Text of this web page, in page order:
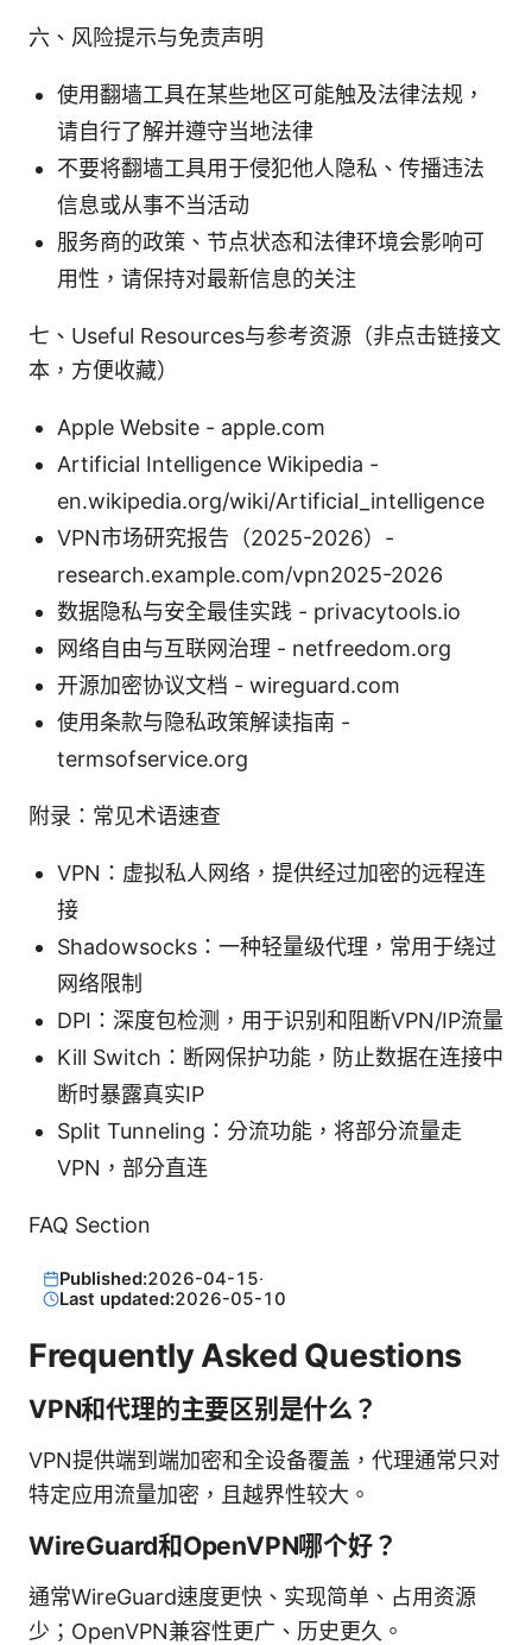
六、风险提示与免责声明
使用翻墙工具在某些地区可能触及法律法规，
请自行了解并遵守当地法律
不要将翻墙工具用于侵犯他人隐私、传播违法
信息或从事不当活动
服务商的政策、节点状态和法律环境会影响可
用性，请保持对最新信息的关注
七、Useful Resources与参考资源（非点击链接文
本，方便收藏）
Apple Website - apple.com
Artificial Intelligence Wikipedia -
en.wikipedia.org/wiki/Artificial_intelligence
VPN市场研究报告（2025-2026）-
research.example.com/vpn2025-2026
数据隐私与安全最佳实践 - privacytools.io
网络自由与互联网治理 - netfreedom.org
开源加密协议文档 - wireguard.com
使用条款与隐私政策解读指南 -
termsofservice.org
附录：常见术语速查
VPN：虚拟私人网络，提供经过加密的远程连
接
Shadowsocks：一种轻量级代理，常用于绕过
网络限制
DPI：深度包检测，用于识别和阻断VPN/IP流量
Kill Switch：断网保护功能，防止数据在连接中
断时暴露真实IP
Split Tunneling：分流功能，将部分流量走
VPN，部分直连
FAQ Section
Published:2026-04-15·
Last updated:2026-05-10
Frequently Asked Questions
VPN和代理的主要区别是什么？
VPN提供端到端加密和全设备覆盖，代理通常只对
特定应用流量加密，且越界性较大。
WireGuard和OpenVPN哪个好？
通常WireGuard速度更快、实现简单、占用资源
少；OpenVPN兼容性更广、历史更久。